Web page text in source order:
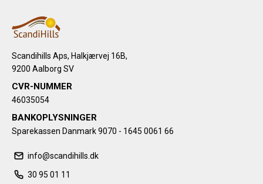
Scandihills Aps, Halkjærvej 16B,
9200 Aalborg SV
CVR-NUMMER
46035054
BANKOPLYSNINGER
Sparekassen Danmark 9070 - 1645 0061 66
info@scandihills.dk
30 95 01 11